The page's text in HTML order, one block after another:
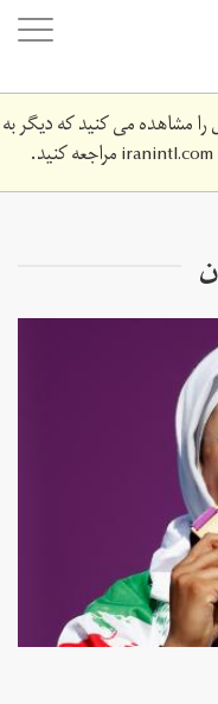
مشاهده می کنید که دیگر به
iranintl.comمراجعه کنید.